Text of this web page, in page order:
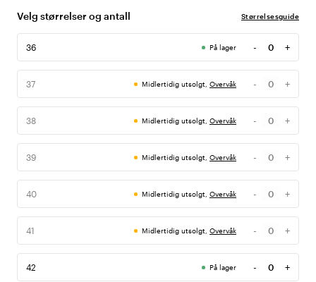
Velg størrelser og antall Størrelsesguide
36 På lager -
Antall
+
37 Midlertidig utsolgt, Overvåk -
Antall
+
38 Midlertidig utsolgt, Overvåk -
Antall
+
39 Midlertidig utsolgt, Overvåk -
Antall
+
40 Midlertidig utsolgt, Overvåk -
Antall
+
41 Midlertidig utsolgt, Overvåk -
Antall
+
42 På lager -
Antall
+